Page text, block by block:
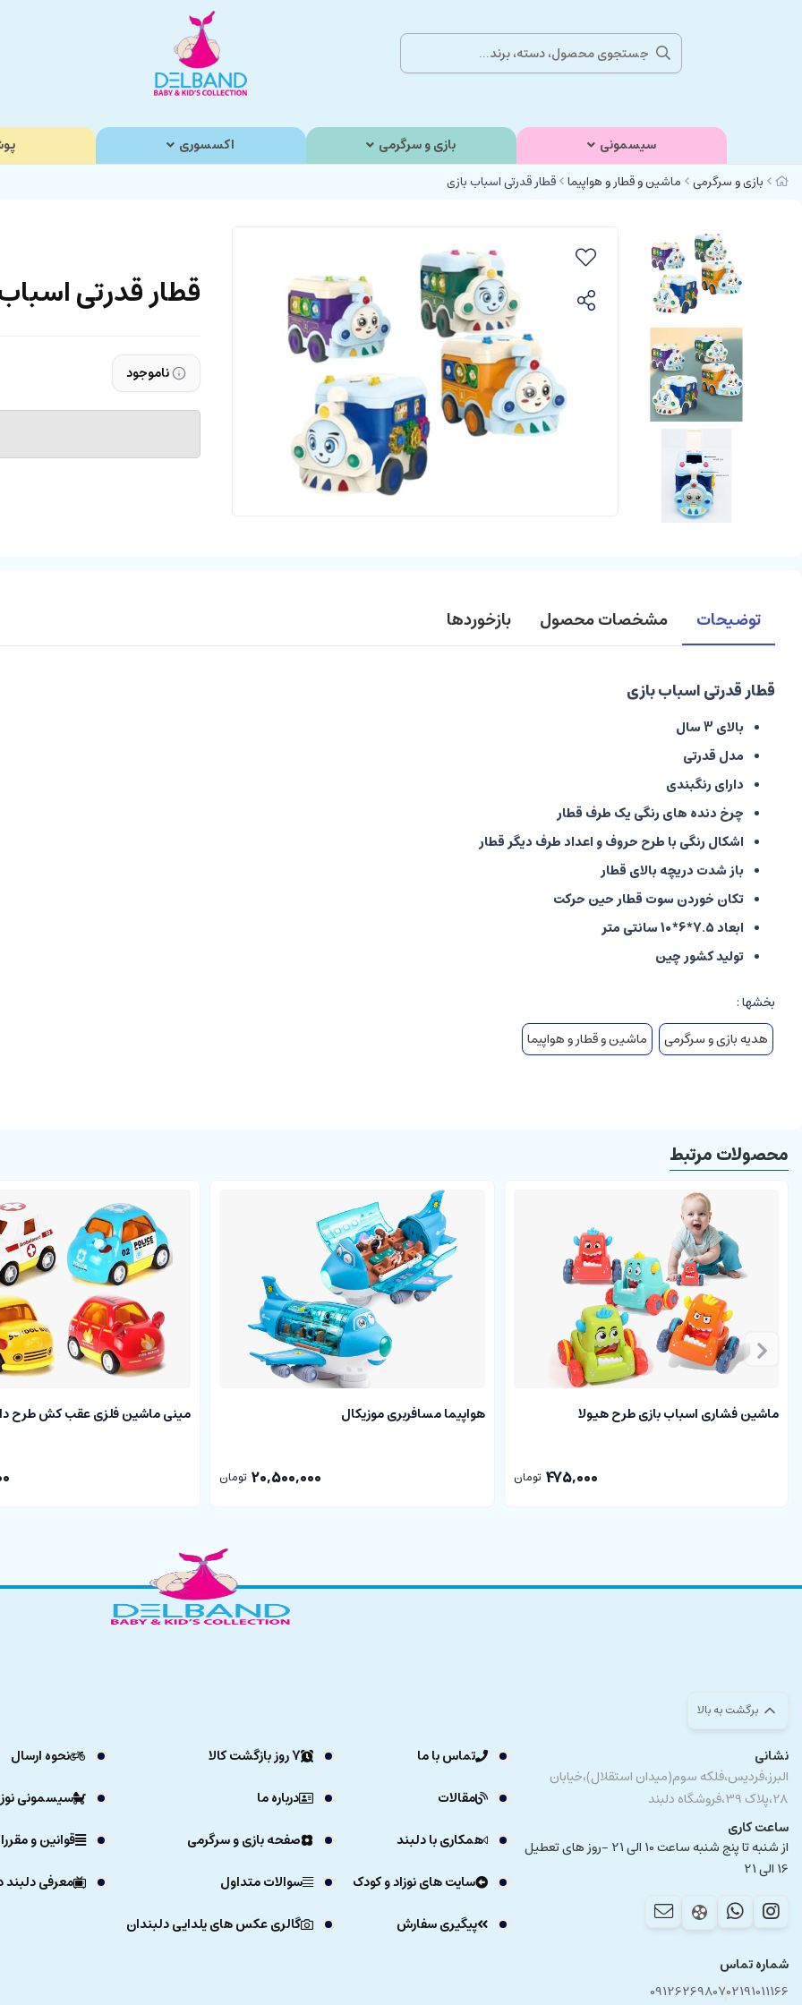
سیسمونی بازی و سرگرمی اکسسوری
بازی و سرگرمی ماشین و قطار و هواپیما قطار قدرتی اسباب بازی
قطار قدرتی
ناموجود
توضیحات مشخصات محصول بازخوردها
قطار قدرتی اسباب بازی
بالای 3 سال
مدل قدرتی
دارای رنگبندی
چرخ دنده های رنگی یک طرف قطار
اشکال رنگی با طرح حروف و اعداد طرف دیگر قطار
باز شدت دریچه بالای قطار
تکان خوردن سوت قطار حین حرکت
ابعاد 7.5*6*10 سانتی متر
تولید کشور چین
بخشها :
هدیه بازی و سرگرمی
ماشین و قطار و هواپیما
محصولات مرتبط
ماشین فشاری اسباب بازی طرح هیولا
475,000 تومان
هواپیما مسافربری موزیکال
20,500,000 تومان
مینی ماشین فلزی عقب کش طرح
برگشت به بالا
نشانی
البرز،فردیس،فلکه سوم(میدان استقلال)،خیابان
28،پلاک 39،فروشگاه دلبند
ساعت کاری
از شنبه تا پنج شنبه ساعت 10 الی 21 -روز های تعطیل
16 الی 21
شماره تماس
02191011166
09126269807
تماس با ما 7 روز بازگشت کالا
نحوه ارسال
مقالات
درباره ما
سیسمونی
همکاری با دلبند
صفحه بازی و سرگرمی
قوانین و
سایت های نوزاد و کودک
سوالات متداول
معرفی
پیگیری سفارش
گالری عکس های یلدایی دلبندان